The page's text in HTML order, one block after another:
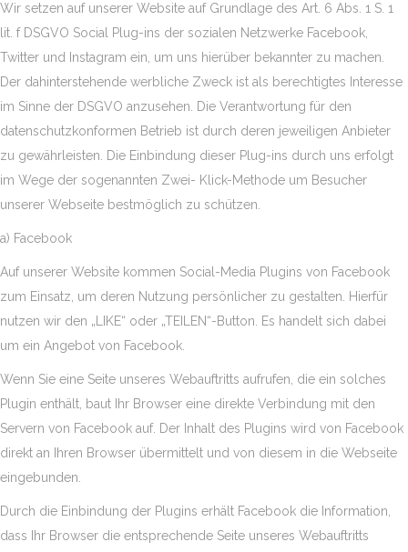
Wir setzen auf unserer Website auf Grundlage des Art. 6 Abs. 1 S. 1
lit. f DSGVO Social Plug-ins der sozialen Netzwerke Facebook,
Twitter und Instagram ein, um uns hierüber bekannter zu machen.
Der dahinterstehende werbliche Zweck ist als berechtigtes Interesse
im Sinne der DSGVO anzusehen. Die Verantwortung für den
datenschutzkonformen Betrieb ist durch deren jeweiligen Anbieter
zu gewährleisten. Die Einbindung dieser Plug-ins durch uns erfolgt
im Wege der sogenannten Zwei- Klick-Methode um Besucher
unserer Webseite bestmöglich zu schützen.
a) Facebook
Auf unserer Website kommen Social-Media Plugins von Facebook
zum Einsatz, um deren Nutzung persönlicher zu gestalten. Hierfür
nutzen wir den „LIKE“ oder „TEILEN“-Button. Es handelt sich dabei
um ein Angebot von Facebook.
Wenn Sie eine Seite unseres Webauftritts aufrufen, die ein solches
Plugin enthält, baut Ihr Browser eine direkte Verbindung mit den
Servern von Facebook auf. Der Inhalt des Plugins wird von Facebook
direkt an Ihren Browser übermittelt und von diesem in die Webseite
eingebunden.
Durch die Einbindung der Plugins erhält Facebook die Information,
dass Ihr Browser die entsprechende Seite unseres Webauftritts